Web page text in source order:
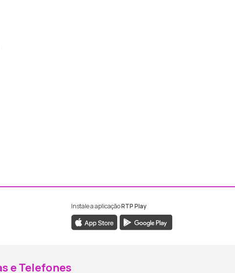
da RTP Madeira
Instagram da RTP Madeira
Instale a aplicaçãoRTP Play
e Telefones